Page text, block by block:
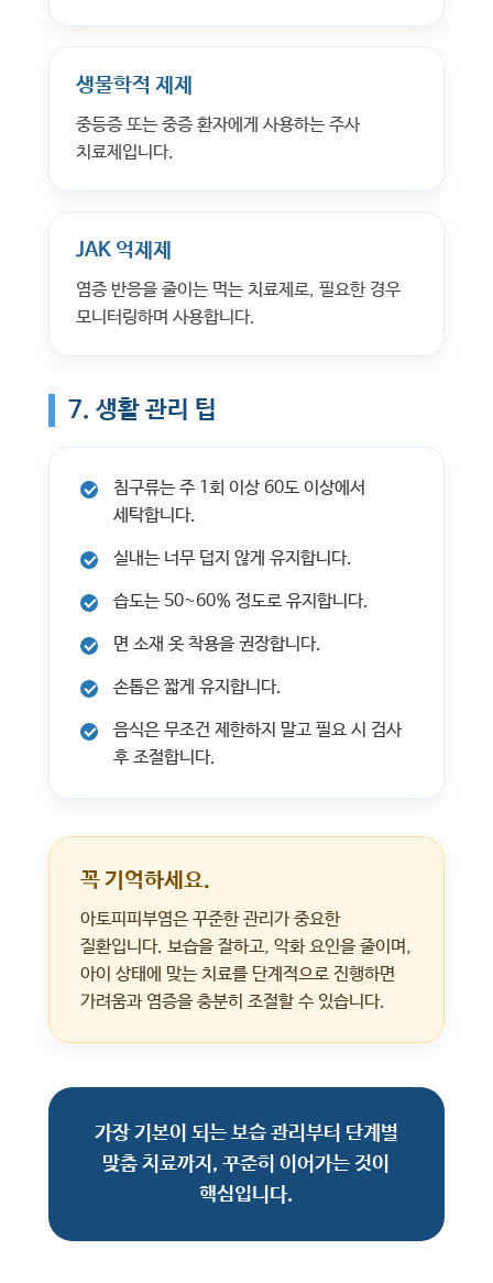
생물학적 제제
중등증 또는 중증 환자에게 사용하는 주사
치료제입니다.
JAK 억제제
염증 반응을 줄이는 먹는 치료제로, 필요한 경우
모니터링하며 사용합니다.
7. 생활 관리 팁
침구류는 주 1회 이상 60도 이상에서
세탁합니다.
실내는 너무 덥지 않게 유지합니다.
습도는 50~60% 정도로 유지합니다.
면 소재 옷 착용을 권장합니다.
손톱은 짧게 유지합니다.
음식은 무조건 제한하지 말고 필요 시 검사
후 조절합니다.
꼭 기억하세요.
아토피피부염은 꾸준한 관리가 중요한
질환입니다. 보습을 잘하고, 악화 요인을 줄이며,
아이 상태에 맞는 치료를 단계적으로 진행하면
가려움과 염증을 충분히 조절할 수 있습니다.
가장 기본이 되는 보습 관리부터 단계별
맞춤 치료까지, 꾸준히 이어가는 것이
핵심입니다.